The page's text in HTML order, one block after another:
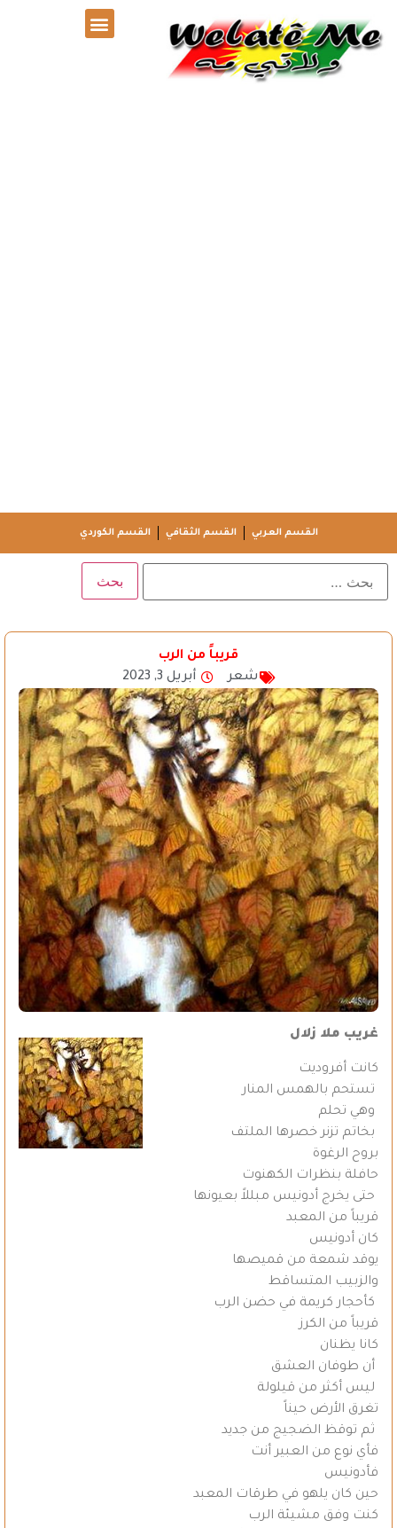
القسم العربي القسم الثقافي القسم الكوردي
قريباً من الرب
شعر
أبريل 3, 2023
غريب ملا زلال
كانت أفروديت
تستحم بالهمس المنار
وهي تحلم
بخاتم تزنر خصرها الملتف
بروح الرغوة
حافلة بنظرات الكهنوت
حتى يخرج أدونيس مبللاً بعيونها
قريباً من المعبد
كان أدونيس
يوقد شمعة من قميصها
والزبيب المتساقط
كأحجار كريمة في حضن الرب
قريباً من الكرز
كانا يظنان
أن طوفان العشق
ليس أكثر من قيلولة
تغرق الأرض حيناً
ثم توقظ الضجيج من جديد
فأي نوع من العبير أنت
فأدونيس
حين كان يلهو في طرقات المعبد
كنت وفق مشيئة الرب